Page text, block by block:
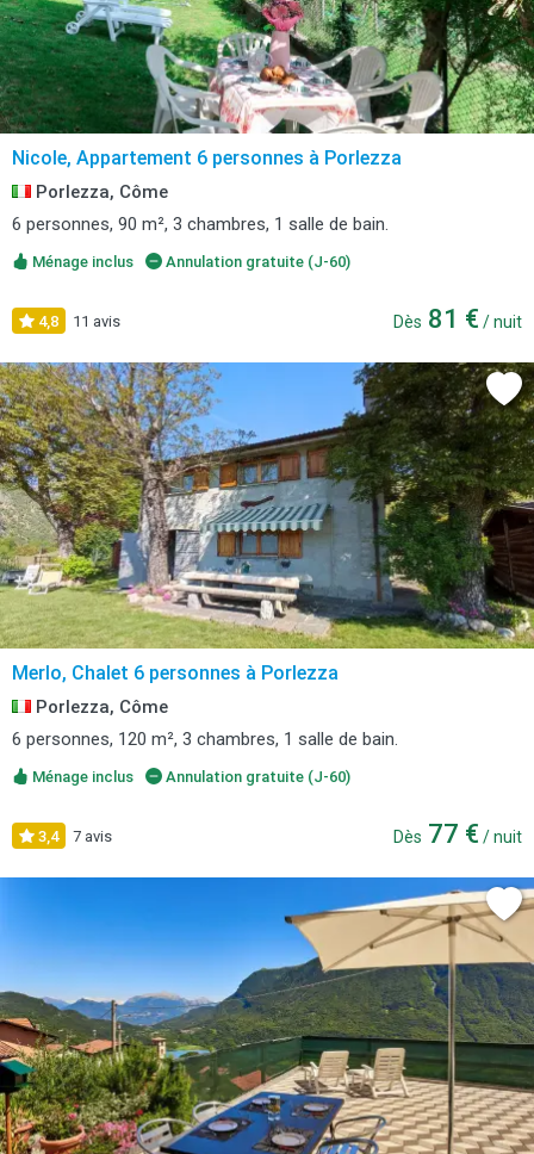
Nicole, Appartement 6 personnes à Porlezza
Porlezza, Côme
6 personnes, 90 m², 3 chambres, 1 salle de bain.
Ménage inclus Annulation gratuite (J-60)
4,8 11 avis Dès 81 € / nuit
Merlo, Chalet 6 personnes à Porlezza
Porlezza, Côme
6 personnes, 120 m², 3 chambres, 1 salle de bain.
Ménage inclus Annulation gratuite (J-60)
3,4 7 avis Dès 77 € / nuit